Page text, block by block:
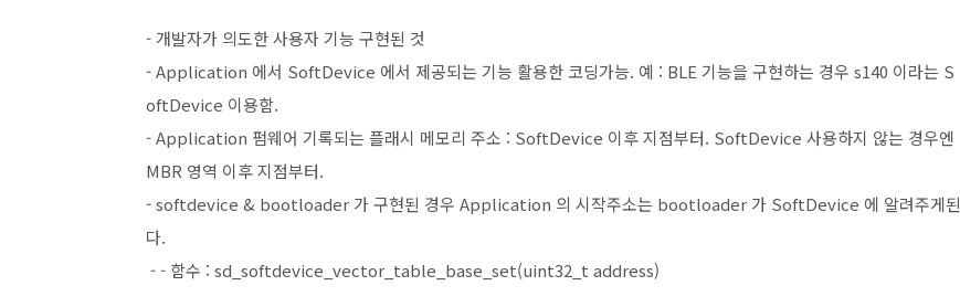
- 개발자가 의도한 사용자 기능 구현된 것
- Application 에서 SoftDevice 에서 제공되는 기능 활용한 코딩가능. 예 : BLE 기능을 구현하는 경우 s140 이라는 S
oftDevice 이용함.
- Application 펌웨어 기록되는 플래시 메모리 주소 : SoftDevice 이후 지점부터. SoftDevice 사용하지 않는 경우엔
MBR 영역 이후 지점부터.
- softdevice & bootloader 가 구현된 경우 Application 의 시작주소는 bootloader 가 SoftDevice 에 알려주게된
다.
- - 함수 : sd_softdevice_vector_table_base_set(uint32_t address)